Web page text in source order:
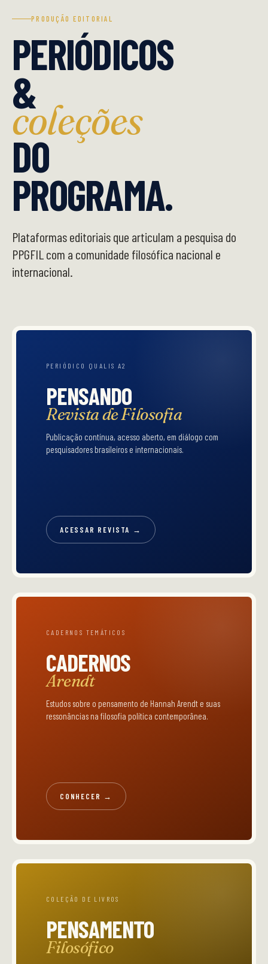
PRODUÇÃO EDITORIAL
PERIÓDICOS
&
coleções
DO
PROGRAMA.
Plataformas editoriais que articulam a pesquisa do
PPGFIL com a comunidade filosófica nacional e
internacional.
PERIÓDICO QUALIS A2
PENSANDO
Revista de Filosofia
Publicação contínua, acesso aberto, em diálogo com
pesquisadores brasileiros e internacionais.
ACESSAR REVISTA →
CADERNOS TEMÁTICOS
CADERNOS
Arendt
Estudos sobre o pensamento de Hannah Arendt e suas
ressonâncias na filosofia política contemporânea.
CONHECER →
COLEÇÃO DE LIVROS
PENSAMENTO
Filosófico